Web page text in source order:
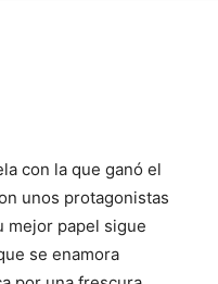
con la que ganó el
unos protagonistas
mejor papel sigue
se enamora